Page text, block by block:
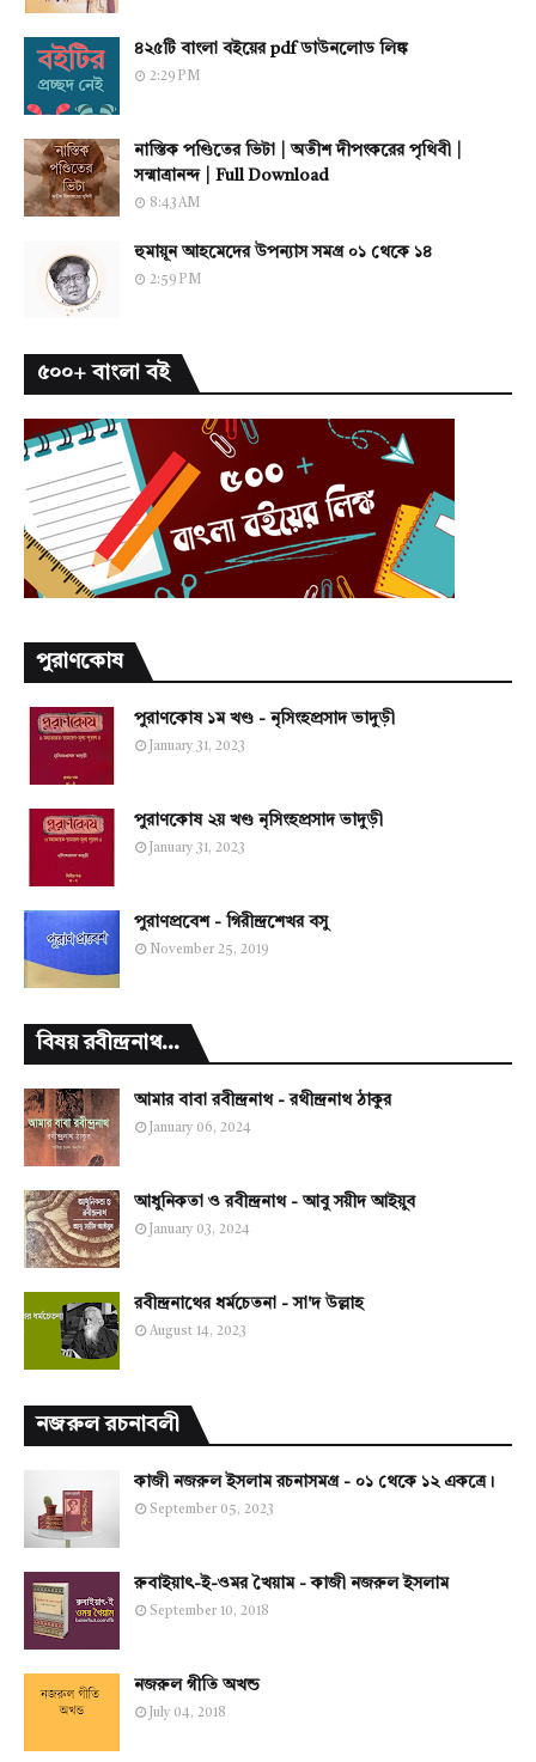
৪২৫টি বাংলা বইয়ের pdf ডাউনলোড লিঙ্ক
2:29 PM
নাস্তিক পণ্ডিতের ভিটা | অতীশ দীপংকরের পৃথিবী |
সন্মাত্রানন্দ | Full Download
8:43 AM
হুমায়ূন আহমেদের উপন্যাস সমগ্র ০১ থেকে ১৪
2:59 PM
৫০০+ বাংলা বই
পুরাণকোষ
পুরাণকোষ ১ম খণ্ড - নৃসিংহপ্রসাদ ভাদুড়ী
January 31, 2023
পুরাণকোষ ২য় খণ্ড নৃসিংহপ্রসাদ ভাদুড়ী
January 31, 2023
পুরাণপ্রবেশ - গিরীন্দ্রশেখর বসু
November 25, 2019
বিষয় রবীন্দ্রনাথ...
আমার বাবা রবীন্দ্রনাথ - রথীন্দ্রনাথ ঠাকুর
January 06, 2024
আধুনিকতা ও রবীন্দ্রনাথ - আবু সয়ীদ আইয়ুব
January 03, 2024
রবীন্দ্রনাথের ধর্মচেতনা - সা'দ উল্লাহ
August 14, 2023
নজরুল রচনাবলী
কাজী নজরুল ইসলাম রচনাসমগ্র - ০১ থেকে ১২ একত্রে।
September 05, 2023
রুবাইয়াৎ-ই-ওমর খৈয়াম - কাজী নজরুল ইসলাম
September 10, 2018
নজরুল গীতি অখন্ড
July 04, 2018